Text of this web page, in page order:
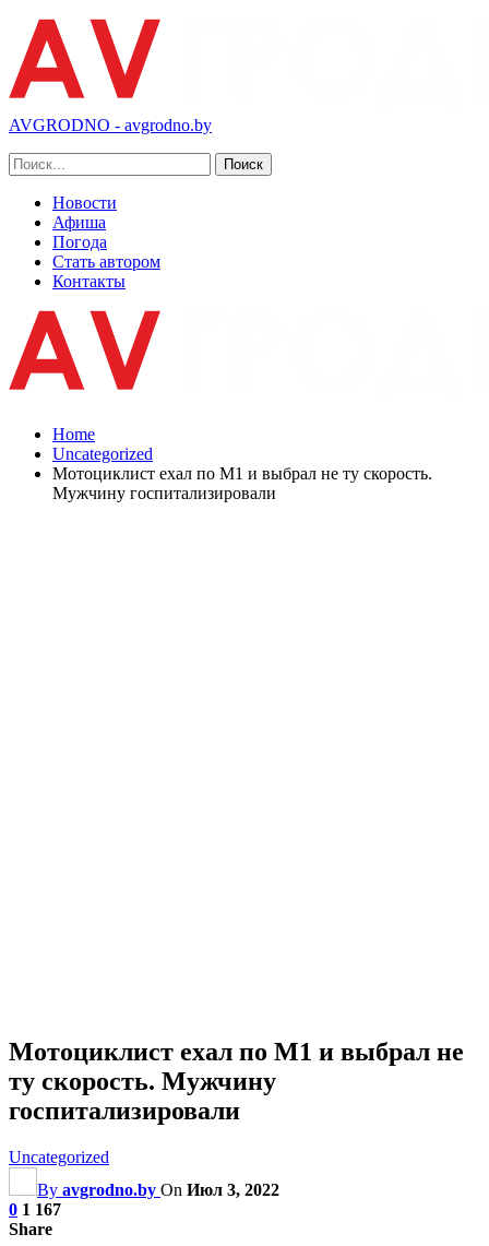
AVGRODNO - avgrodno.by
Новости
Афиша
Погода
Стать автором
Контакты
Home
Uncategorized
Мотоциклист ехал по М1 и выбрал не ту скорость.
Мужчину госпитализировали
Мотоциклист ехал по М1 и выбрал не
ту скорость. Мужчину
госпитализировали
Uncategorized
By avgrodno.by On Июл 3, 2022
0 1 167
Share